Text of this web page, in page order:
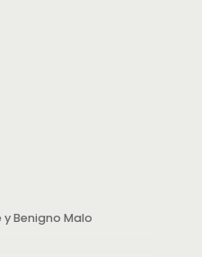
Benigno Malo